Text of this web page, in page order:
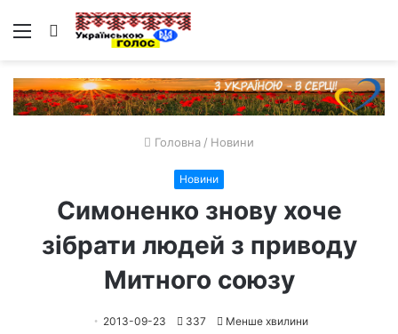
Меню Пошук
Головна / Новини
Новини
Симоненко знову хоче
зібрати людей з приводу
Митного союзу
2013-09-23 337 Менше хвилини